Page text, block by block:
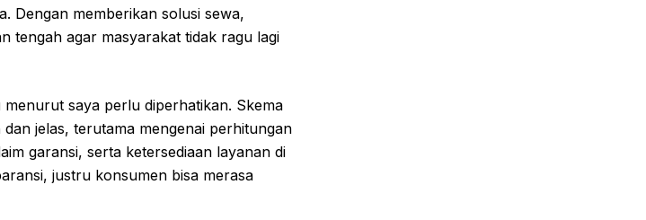
Dengan memberikan solusi sewa,
tengah agar masyarakat tidak ragu lagi
saya perlu diperhatikan. Skema
jelas, terutama mengenai perhitungan
garansi, serta ketersediaan layanan di
justru konsumen bisa merasa